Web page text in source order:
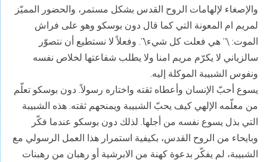
والإصغاء لإلهامات الروح القدس بشكل مستمر، والحضور المميّز
لمريم ام المعونة التي كما قال دون بوسكو وهو على فراش
الموت: \” هي فعلت كل شيء\”. وفعلاً لا نستطيع أن نتصوّر
سالزياني لا يكرّم مريم امنا ولا يطلب شفاعتها لخلاص نفسه
ونفوس الشبيبة الموكلة إليه.
يسوع أحبّ الإنسان وأعطاه ثقته واختاره رسولاً. دون بوسكو تعلّم
من معلّمه الإلهي كيف يحبّ الشبيبة ويمنحهم ثقته. هذه الشبيبة
التي بذل يسوع نفسه من أجلها. لذلك دون بوسكو عندما فكّر
وبايحاء من الروح القدس، بكيفية استمرار هذا العمل الرسولي مع
الشبيبة، لم يفكّر بدعوة كهنة من الابرشية أو رهبان من رهبنات